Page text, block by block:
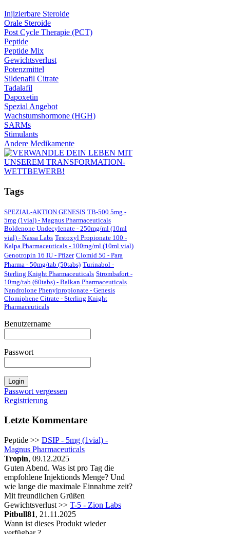
Injizierbare Steroide
Orale Steroide
Post Cycle Therapie (PCT)
Peptide
Peptide Mix
Gewichtsverlust
Potenzmittel
Sildenafil Citrate
Tadalafil
Dapoxetin
Spezial Angebot
Wachstumshormone (HGH)
SARMs
Stimulants
Andere Medikamente
Tags
SPEZIAL-AKTION GENESIS TB-500 5mg -
5mg (1vial) - Magnus Pharmaceuticals
Boldenone Undecylenate - 250mg/ml (10ml
vial) - Nassa Labs Testoxyl Propionate 100 -
Kalpa Pharmaceuticals - 100mg/ml (10ml vial)
Genotropin 16 IU - Pfizer Clomid 50 - Para
Pharma - 50mg/tab (50tabs) Turinabol -
Sterling Knight Pharmaceuticals Strombafort -
10mg/tab (60tabs) - Balkan Pharmaceuticals
Nandrolone Phenylpropionate - Genesis
Clomiphene Citrate - Sterling Knight
Pharmaceuticals
Benutzername
Passwort
Passwort vergessen
Registrierung
Letzte Kommentare
Peptide >> DSIP - 5mg (1vial) -
Magnus Pharmaceuticals
Tropin, 09.12.2025
Guten Abend. Was ist pro Tag die
empfohlene Injektionds Menge? Und
wie lange die maximale Einnahme zeit?
Mit freundlichen Grüßen
Gewichtsverlust >> T-5 - Zion Labs
Pitbull81, 21.11.2025
Wann ist dieses Produkt wieder